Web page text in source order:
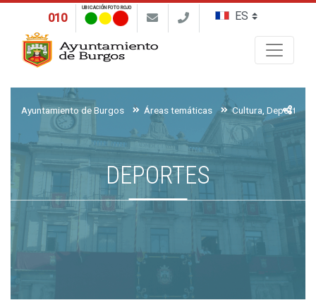
010
UBICACIÓN FOTO ROJO
Ayuntamiento de Burgos Áreas temáticas Cultura, Deportes y
DEPORTES